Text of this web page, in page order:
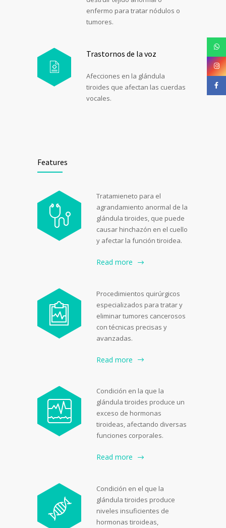
enfermo para tratar nódulos o
tumores.
Trastornos de la voz
Afecciones en la glándula
tiroides que afectan las cuerdas
vocales.
Features
Tratamieneto para el
agrandamiento anormal de la
glándula tiroides, que puede
causar hinchazón en el cuello
y afectar la función tiroidea.
Read more
Procedimientos quirúrgicos
especializados para tratar y
eliminar tumores cancerosos
con técnicas precisas y
avanzadas.
Read more
Condición en la que la
glándula tiroides produce un
exceso de hormonas
tiroideas, afectando diversas
funciones corporales.
Read more
Condición en el que la
glándula tiroides produce
niveles insuficientes de
hormonas tiroideas,